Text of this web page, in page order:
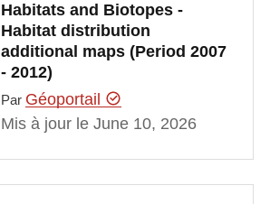
Habitats and Biotopes -
Habitat distribution
additional maps (Period 2007
- 2012)
Par Géoportail
Mis à jour le June 10, 2026